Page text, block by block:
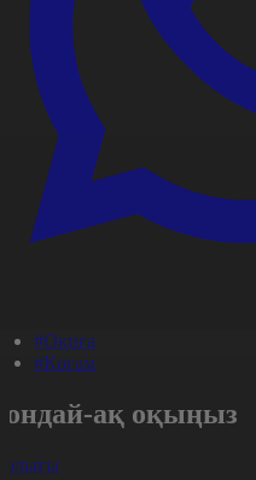
#Оқиға
#Қоғам
ақ оқыңыз